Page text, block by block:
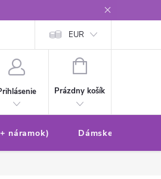
Ochrana osobných údajov
EUR
NÁKUPNÝ
Prázdny košík
náramok) Dámske sety